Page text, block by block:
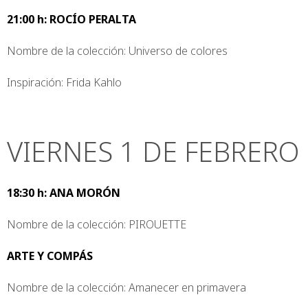
21:00 h: ROCÍO PERALTA
Nombre de la colección: Universo de colores
Inspiración: Frida Kahlo
VIERNES 1 DE FEBRERO
18:30 h: ANA MORÓN
Nombre de la colección: PIROUETTE
ARTE Y COMPÁS
Nombre de la colección: Amanecer en primavera